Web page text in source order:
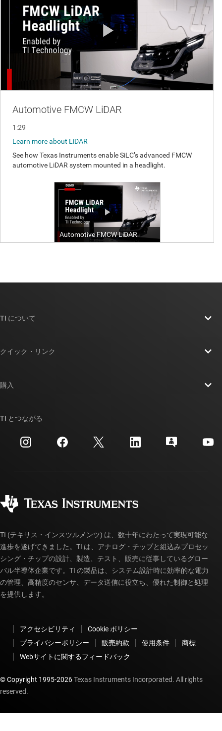
TI について
投資家向け情報
製造
クイック・リンク
クロスリファレンス検索
カスタマー・サポート・センター
myTI アカウントの FAQ
購入
ご注文に関する FAQ
TI とつながる
TI (テキサス・インスツルメンツ) は、数十年にわたって実現可能な
進歩を遂げてきました。TI は、アナログ・チップと組込みプロセッ
シング・チップの設計、製造、テスト、販売に従事しているグロー
バル半導体企業です。TI の製品は、システム設計時に効率的な電力
の管理、高精度のセンサ、データ送信に役立ち、優れた制御と処理
を提供します。
アクセシビリティ
Cookie ポリシー
プライバシーポリシー
販売約款 使用条件
商標
Webサイトに関するフィードバック
© Copyright 1995-2026Texas Instruments Incorporated. All rights
reserved.